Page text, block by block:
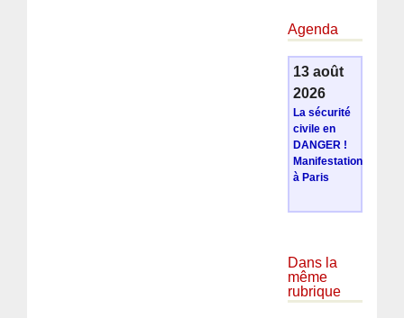
Agenda
13 août
2026
La sécurité
civile en
DANGER !
Manifestation
à Paris
Dans la
même
rubrique